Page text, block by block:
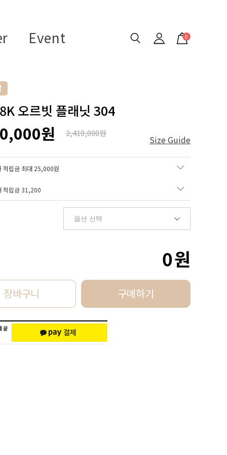
Event 0
오르빗 플래닛 304
원 2,410,000원
Size Guide
적립금 최대 25,000원
적립금31,200
0원
장바구니 구매하기